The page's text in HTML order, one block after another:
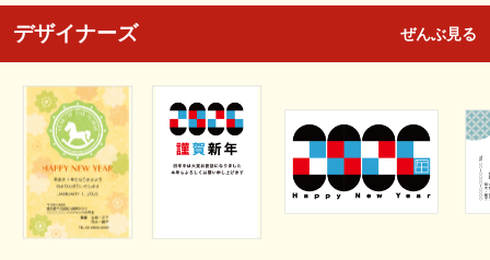
デザイナーズ ぜんぶ見る